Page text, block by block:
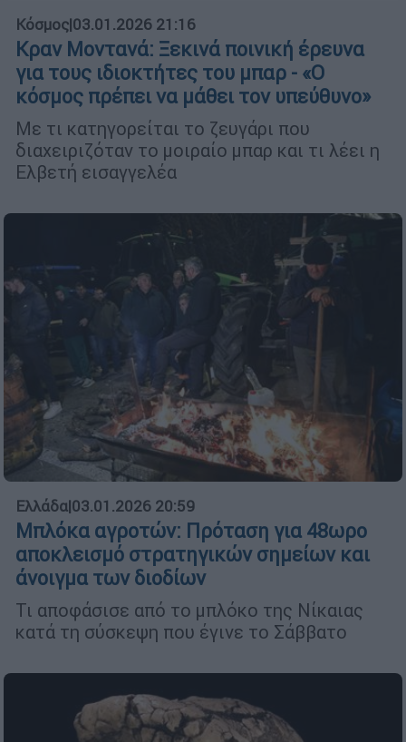
Κόσμος|03.01.2026 21:16
Κραν Μοντανά: Ξεκινά ποινική έρευνα
για τους ιδιοκτήτες του μπαρ - «Ο
κόσμος πρέπει να μάθει τον υπεύθυνο»
Με τι κατηγορείται το ζευγάρι που
διαχειριζόταν το μοιραίο μπαρ και τι λέει η
Ελβετή εισαγγελέα
Ελλάδα|03.01.2026 20:59
Μπλόκα αγροτών: Πρόταση για 48ωρο
αποκλεισμό στρατηγικών σημείων και
άνοιγμα των διοδίων
Τι αποφάσισε από το μπλόκο της Νίκαιας
κατά τη σύσκεψη που έγινε το Σάββατο